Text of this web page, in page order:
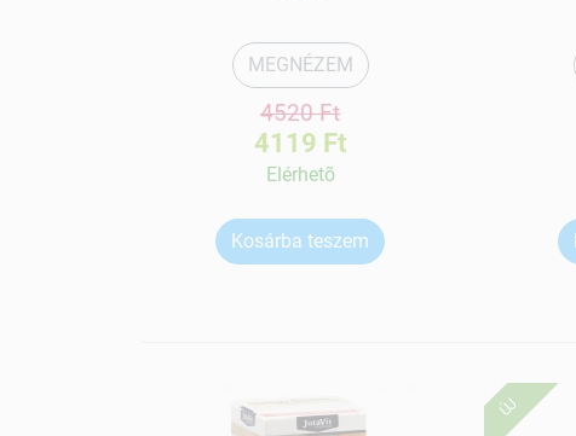
MEGNÉZEM
4520 Ft
4119 Ft
Elérhetõ
Kosárba teszem
ÚJ